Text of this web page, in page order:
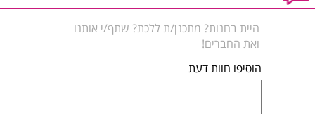
היית בחנות? מתכנן/ת ללכת? שתף/י אותנו
ואת החברים!
הוסיפו חוות דעת